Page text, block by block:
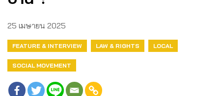
25 เมษายน 2025
FEATURE & INTERVIEW LAW & RIGHTS LOCAL
SOCIAL MOVEMENT